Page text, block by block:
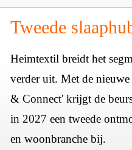
Tweede
Heimtextil breidt het
verder uit. Met de
& Connect' krijgt de
in 2027 een tweede
en woonbranche bij.